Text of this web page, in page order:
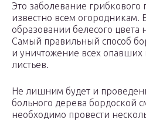
Это заболевание грибкового
известно всем огородникам.
образовании белесого цвета
Самый правильный способ
и уничтожение всех
листьев.
Не лишним будет и
больного дерева бордоской
необходимо провести